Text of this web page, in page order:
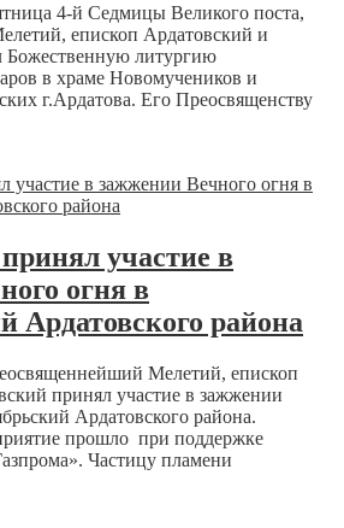
4-й Седмицы Великого поста,
епископ Ардатовский и
Божественную литургию
в храме Новомучеников и
г.Ардатова. Его Преосвященству
участие в
огня в
Ардатовского района
Мелетий, епископ
принял участие в зажжении
Ардатовского района.
прошло при поддержке
Частицу пламени